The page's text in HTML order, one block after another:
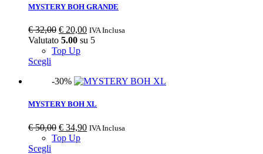
MYSTERY BOH GRANDE
€32,00 € 20,00 IVA Inclusa
Valutato 5.00 su 5
Top Up
Scegli
-30%
MYSTERY BOH XL
€50,00 € 34,90 IVA Inclusa
Top Up
Scegli